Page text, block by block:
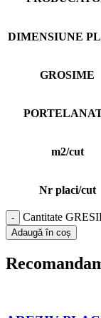
DIMENSIUNE
GROSIME
m2/cut
Nr placi/cut
Cantitate
Adaugă în coș